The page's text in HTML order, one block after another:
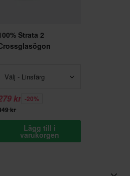
Strata 2
Välj - Linsfärg
kr -20%
kr
Lägg till i
varukorgen